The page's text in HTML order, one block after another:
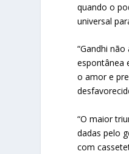
quando o
universal
“Gandhi
espontânea
o amor e
“O maior
dadas pelo
com